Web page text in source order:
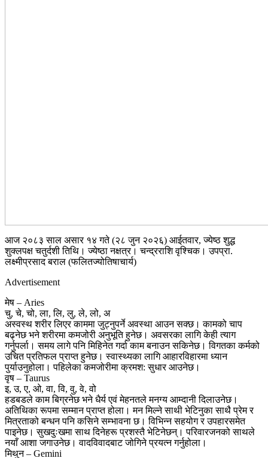
आज २०८३ साल असार १४ गते (२८ जुन २०२६) आईतवार, ज्येष्ठ शुद्ध
शुक्लपक्ष चतुर्दशी तिथि। ज्येष्ठा नक्षत्र। चन्द्रराशि वृश्चिक। उपप्रा.
लक्ष्मीप्रसाद बराल (फलितज्योतिषाचार्य)
Advertisement
मेष – Aries
चु, चे, चो, ला, लि, लु, ले, लो, अ
अस्वस्थ शरीर लिएर काममा जुट्नुपर्ने अवस्था आउन सक्छ। कामको चाप
बढ्नेछ भने शरीरमा कमजोरी अनुभूति हुनेछ। अवसरका लागि केही त्याग
गर्नुपर्ला। समय लागे पनि मिहिनेत गर्दा काम बनाउन सकिनेछ। विगतका कर्मको
उचित प्रतिफल प्राप्त हुनेछ। स्वास्थ्यका लागि आहारविहारमा ध्यान
पुर्याउनुहोला। पहिलेका कमजोरीमा क्रमश: सुधार आउनेछ।
वृष – Taurus
इ, उ, ए, ओ, वा, वि, वु, वे, वो
हडबडले काम बिग्रनेछ भने धैर्य एवं मेहनतले मनग्य आम्दानी दिलाउनेछ।
अतिथिका रूपमा सम्मान प्राप्त होला। मन मिल्ने साथी भेटिनुका साथै प्रेम र
मित्रताको बन्धन पनि कसिने सम्भावना छ। विभिन्न सहयोग र उपहारसमेत
पाइनेछ। सुखदुःखमा साथ दिनेहरू प्रशस्तै भेटिनेछन्। परिवारजनको साथले
नयाँ आशा जगाउनेछ। वादविवादबाट जोगिने प्रयत्न गर्नुहोला।
मिथुन – Gemini